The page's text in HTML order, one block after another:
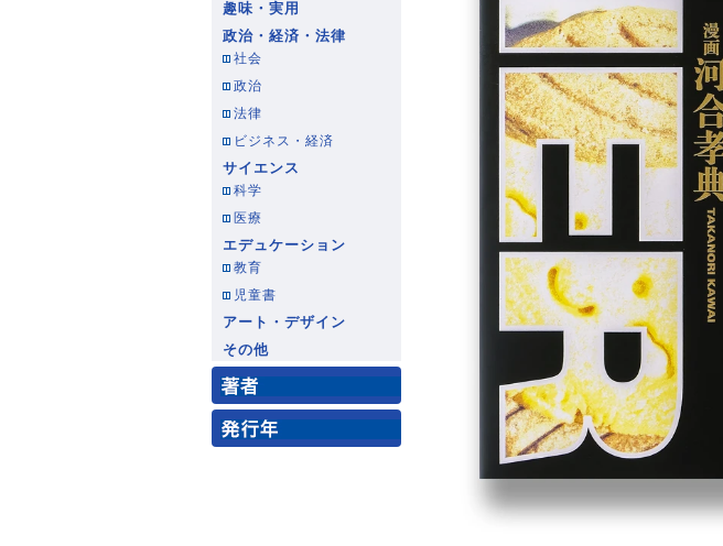
趣味・実用
政治・経済・法律
社会
政治
法律
ビジネス・経済
サイエンス
科学
医療
エデュケーション
教育
児童書
アート・デザイン
その他